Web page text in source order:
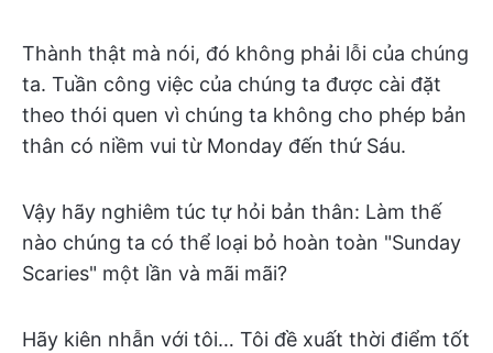
Thành thật mà nói, đó không phải lỗi của chúng
ta. Tuần công việc của chúng ta được cài đặt
theo thói quen vì chúng ta không cho phép bản
thân có niềm vui từ Monday đến thứ Sáu.
Vậy hãy nghiêm túc tự hỏi bản thân: Làm thế
nào chúng ta có thể loại bỏ hoàn toàn "Sunday
Scaries" một lần và mãi mãi?
Hãy kiên nhẫn với tôi… Tôi đề xuất thời điểm tốt